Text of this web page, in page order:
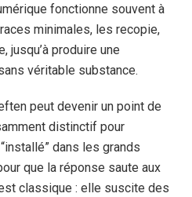
fonctionne souvent à
minimales, les recopie,
jusqu’à produire une
véritable substance.
peut devenir un point de
distinctif pour
dans les grands
que la réponse saute aux
classique : elle suscite des